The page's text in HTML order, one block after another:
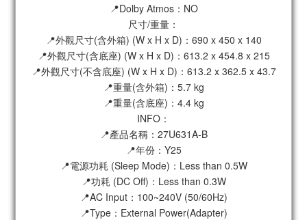
📍Dolby Atmos：NO
尺寸/重量：
📍外觀尺寸(含外箱) (W x H x D)：690 x 450 x 140
📍外觀尺寸(含底座) (W x H x D)：613.2 x 454.8 x 215
📍外觀尺寸(不含底座) (W x H x D)：613.2 x 362.5 x 43.7
📍重量(含外箱)：5.7 kg
📍重量(含底座)：4.4 kg
INFO：
📍產品名稱：27U631A-B
📍年份：Y25
📍電源功耗 (Sleep Mode)：Less than 0.5W
📍功耗 (DC Off)：Less than 0.3W
📍AC Input：100~240V (50/60Hz)
📍Type：External Power(Adapter)